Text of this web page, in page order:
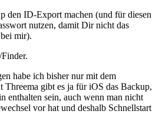
den ID-Export machen (und für diesen
nutzen, damit Dir nicht das
mir).
habe ich bisher nur mit dem
Threema gibt es ja für iOS das Backup,
enthalten sein, auch wenn man nicht
vor hat und deshalb Schnellstart